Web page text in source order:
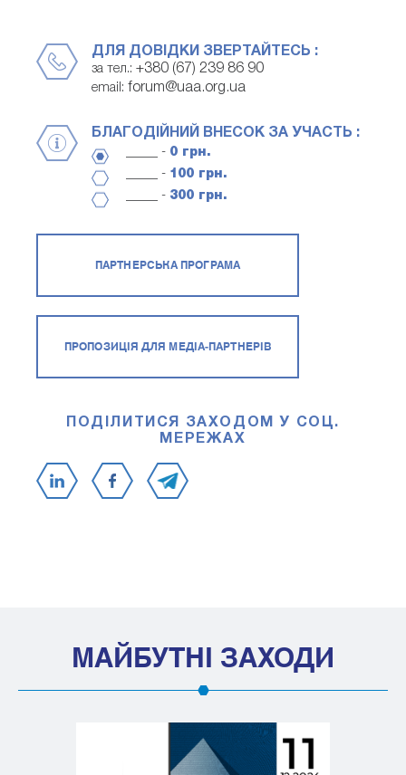
ДЛЯ ДОВІДКИ ЗВЕРТАЙТЕСЬ :
за тел.: +380 (67) 239 86 90
email: forum@uaa.org.ua
БЛАГОДІЙНИЙ ВНЕСОК ЗА УЧАСТЬ :
_____ - 0 грн.
_____ - 100 грн.
_____ - 300 грн.
ПАРТНЕРСЬКА ПРОГРАМА
ПРОПОЗИЦІЯ ДЛЯ МЕДІА-ПАРТНЕРІВ
ПОДІЛИТИСЯ ЗАХОДОМ У СОЦ.
МЕРЕЖАХ
МАЙБУТНІ ЗАХОДИ